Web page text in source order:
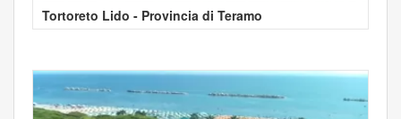
Tortoreto Lido - Provincia di Teramo